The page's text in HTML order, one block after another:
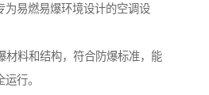
为易燃易爆环境设计的空调设
材料和结构，符合防爆标准，能
行。